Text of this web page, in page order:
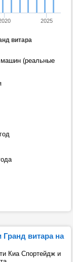
витара
2025
(реальные
витара на
Киа Спортейдж и